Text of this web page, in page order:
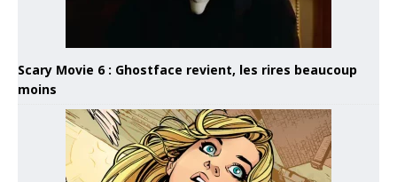
Scary Movie 6 : Ghostface revient, les rires beaucoup
moins